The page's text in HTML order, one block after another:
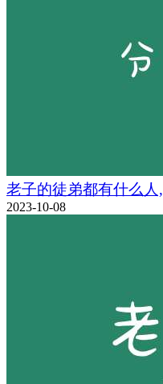
老子的徒弟都有什么人,
2023-10-08